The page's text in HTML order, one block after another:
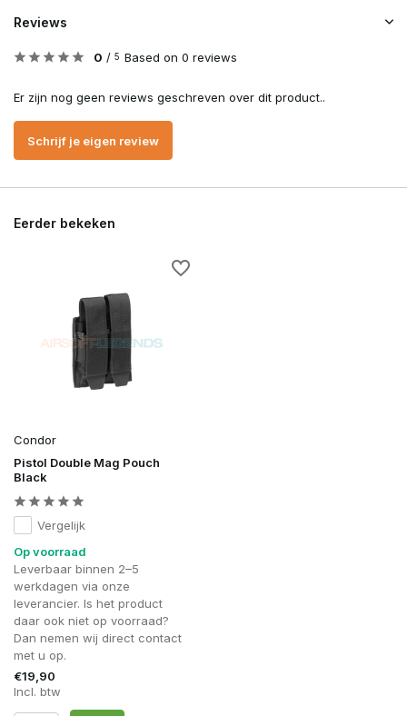
Reviews
0 / 5 Based on 0 reviews
Er zijn nog geen reviews geschreven over dit product..
Schrijf je eigen review
Eerder bekeken
Condor
Pistol Double Mag Pouch
Black
Vergelijk
Op voorraad
Leverbaar binnen 2–5
werkdagen via onze
leverancier. Is het product
daar ook niet op voorraad?
Dan nemen wij direct contact
met u op.
€19,90
Incl. btw